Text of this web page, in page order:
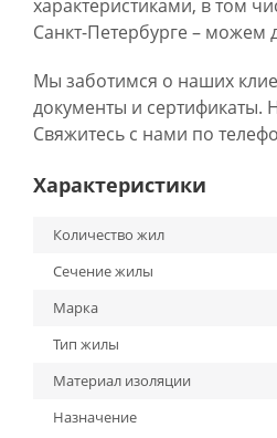
характеристиками, в том
Санкт-Петербурге – можем
Мы заботимся о наших
документы и сертификаты.
Свяжитесь с нами по
Характеристики
Количество жил
Сечение жилы
Марка
Тип жилы
Материал изоляции
Назначение